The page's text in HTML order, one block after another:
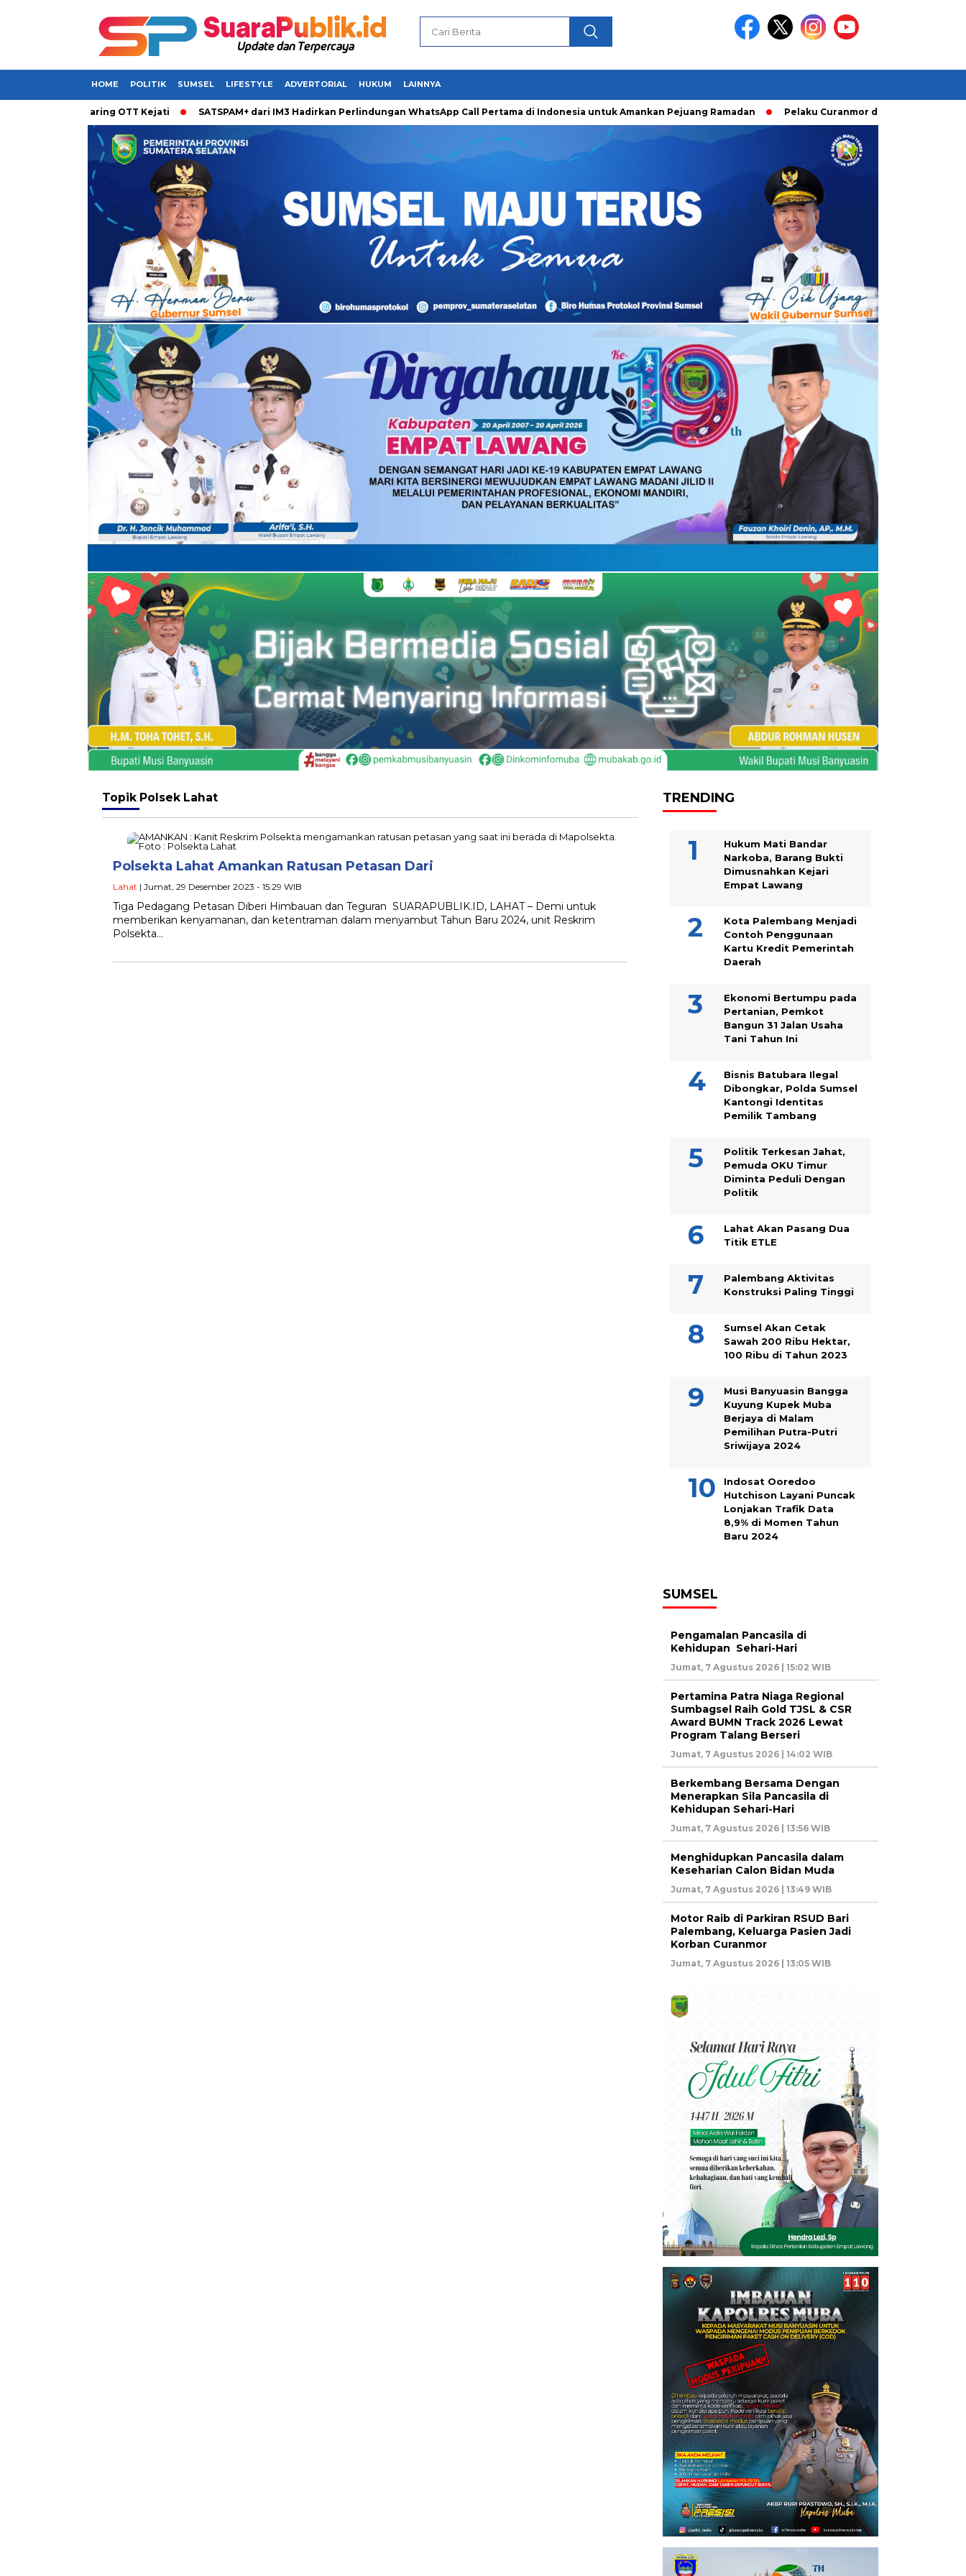
HOME POLITIK SUMSEL LIFESTYLE ADVERTORIAL HUKUM LAINNYA
Terjaring OTT Kejati SATSPAM+ dari IM3 Hadirkan Perlindungan WhatsApp Call Pertama di Indonesia untuk Amankan Pejuang Ramadan Pelaku Curanmor diringkusi Unit Ranmor
Topik Polsek Lahat
Polsekta Lahat Amankan Ratusan Petasan Dari
Lahat | Jumat, 29 Desember 2023 - 15:29 WIB
Tiga Pedagang Petasan Diberi Himbauan dan Teguran SUARAPUBLIK.ID, LAHAT – Demi untuk
memberikan kenyamanan, dan ketentraman dalam menyambut Tahun Baru 2024, unit Reskrim
Polsekta…
TRENDING
Hukum Mati Bandar
Narkoba, Barang Bukti
Dimusnahkan Kejari
Empat Lawang
Kota Palembang Menjadi
Contoh Penggunaan
Kartu Kredit Pemerintah
Daerah
Ekonomi Bertumpu pada
Pertanian, Pemkot
Bangun 31 Jalan Usaha
Tani Tahun Ini
Bisnis Batubara Ilegal
Dibongkar, Polda Sumsel
Kantongi Identitas
Pemilik Tambang
Politik Terkesan Jahat,
Pemuda OKU Timur
Diminta Peduli Dengan
Politik
Lahat Akan Pasang Dua
Titik ETLE
Palembang Aktivitas
Konstruksi Paling Tinggi
Sumsel Akan Cetak
Sawah 200 Ribu Hektar,
100 Ribu di Tahun 2023
Musi Banyuasin Bangga
Kuyung Kupek Muba
Berjaya di Malam
Pemilihan Putra-Putri
Sriwijaya 2024
Indosat Ooredoo
Hutchison Layani Puncak
Lonjakan Trafik Data
8,9% di Momen Tahun
Baru 2024
SUMSEL
Pengamalan Pancasila di
Kehidupan Sehari-Hari
Jumat, 7 Agustus 2026 | 15:02 WIB
Pertamina Patra Niaga Regional
Sumbagsel Raih Gold TJSL & CSR
Award BUMN Track 2026 Lewat
Program Talang Berseri
Jumat, 7 Agustus 2026 | 14:02 WIB
Berkembang Bersama Dengan
Menerapkan Sila Pancasila di
Kehidupan Sehari-Hari
Jumat, 7 Agustus 2026 | 13:56 WIB
Menghidupkan Pancasila dalam
Keseharian Calon Bidan Muda
Jumat, 7 Agustus 2026 | 13:49 WIB
Motor Raib di Parkiran RSUD Bari
Palembang, Keluarga Pasien Jadi
Korban Curanmor
Jumat, 7 Agustus 2026 | 13:05 WIB